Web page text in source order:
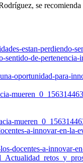
se
estan-perdiendo-
sentido-de-pertenencia-
oportunidad-para-
a-innovar-en-la-
docentes-a-innovar-